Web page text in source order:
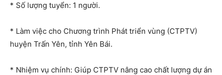
* Số lượng tuyển: 1 người.
* Làm việc cho Chương trình Phát triển vùng (CTPTV)
huyện Trấn Yên, tỉnh Yên Bái.
* Nhiệm vụ chính: Giúp CTPTV nâng cao chất lượng dự án